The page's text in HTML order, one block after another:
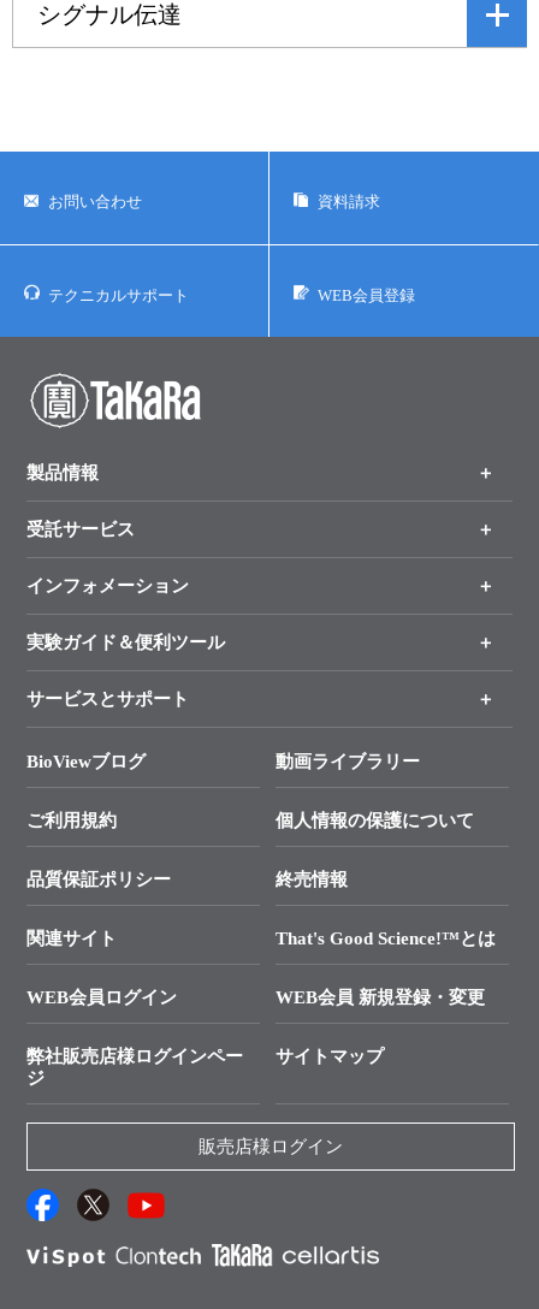
シグナル伝達
お問い合わせ 資料請求
テクニカルサポート WEB会員登録
製品情報
製品一覧
手法から製品を探す
新製品情報
受託サービス
オンライン注文
インフォメーション
キャンペーン
タカラバイオ各種会員募集のお知らせ
終売製品のお知らせ
価格改定のご案内
技術セミナーのご案内
タカラバイオ発表文献
実験ガイド＆便利ツール
リアルタイムPCR実験のススメ
幹細胞・再生医療研究ガイド
クローニング実験ガイド
SMARTer NGSポータルサイト
プライマー設計
制限酵素切断サイトの検索
ユーザーズボイス集
抗体検索サイト
サービスとサポート
総合お問い合わせ
├ 実験コンシェルジュ
├ 受託サービスお問い合わせ
資料請求 機器関連
資料請求 受託関連
資料請求 核酸抽出・精製カタログ
サンプル請求一覧
BioViewブログ 動画ライブラリー
ご利用規約 個人情報の保護について
品質保証ポリシー 終売情報
関連サイト That's Good Science!™とは
WEB会員ログイン WEB会員 新規登録・変更
弊社販売店様ログインペー
ジ
サイトマップ
販売店様ログイン